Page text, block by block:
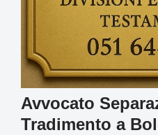
Avvocato
Tradimento a